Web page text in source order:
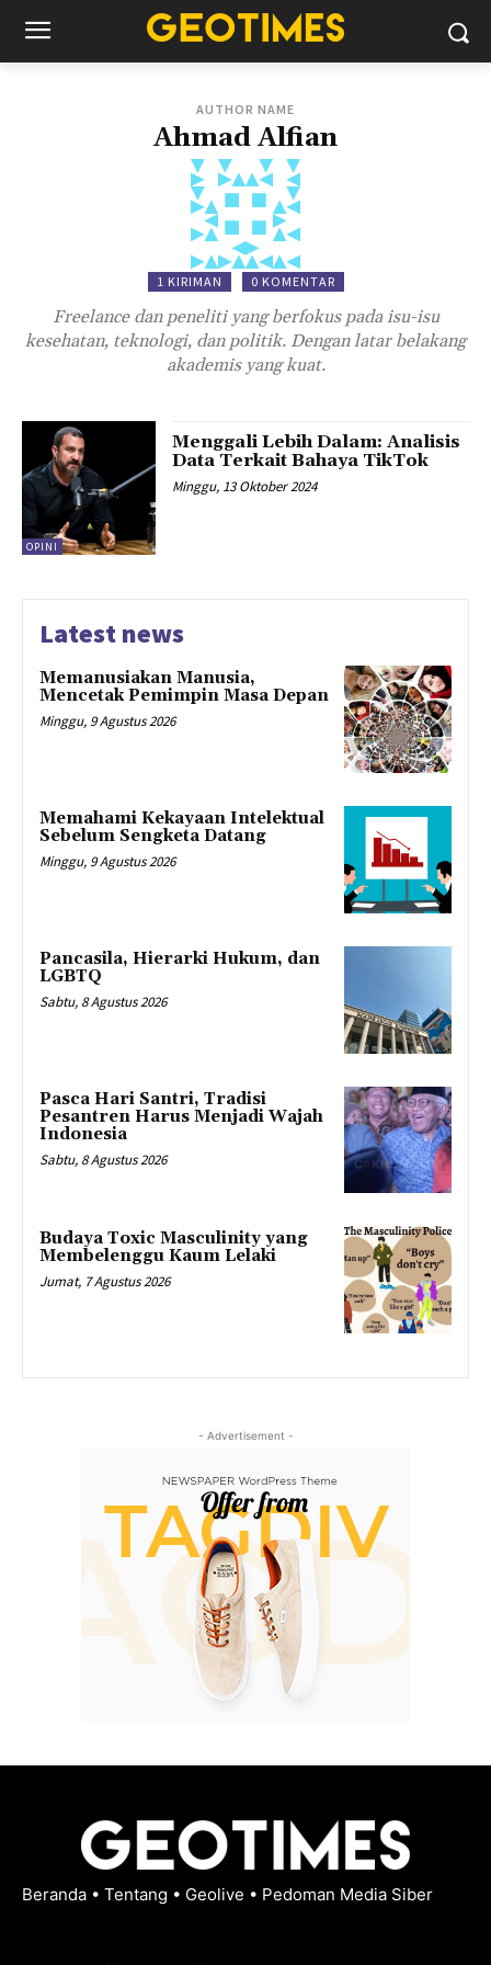
AUTHOR NAME
Ahmad Alfian
1 KIRIMAN 0 KOMENTAR
Freelance dan peneliti yang berfokus pada isu-isu
kesehatan, teknologi, dan politik. Dengan latar belakang
akademis yang kuat.
OPINI
Menggali Lebih Dalam: Analisis
Data Terkait Bahaya TikTok
Minggu, 13 Oktober 2024
Latest news
Memanusiakan Manusia,
Mencetak Pemimpin Masa Depan
Minggu, 9 Agustus 2026
Memahami Kekayaan Intelektual
Sebelum Sengketa Datang
Minggu, 9 Agustus 2026
Pancasila, Hierarki Hukum, dan
LGBTQ
Sabtu, 8 Agustus 2026
Pasca Hari Santri, Tradisi
Pesantren Harus Menjadi Wajah
Indonesia
Sabtu, 8 Agustus 2026
Budaya Toxic Masculinity yang
Membelenggu Kaum Lelaki
Jumat, 7 Agustus 2026
- Advertisement -
Beranda • Tentang • Geolive • Pedoman Media Siber